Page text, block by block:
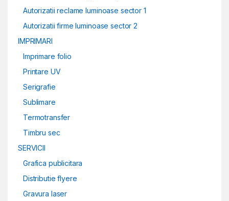
Autorizatii reclame luminoase sector 1
Autorizatii firme luminoase sector 2
IMPRIMARI
Imprimare folio
Printare UV
Serigrafie
Sublimare
Termotransfer
Timbru sec
SERVICII
Grafica publicitara
Distributie flyere
Gravura laser